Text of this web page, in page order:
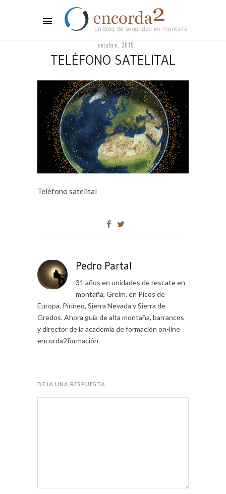
octubre, 2015
TELÉFONO SATELITAL
Teléfono satelital
Pedro Partal
31 años en unidades de rescate en
montaña, Greim, en Picos de
Europa, Pirineo, Sierra Nevada y Sierra de
Gredos. Ahora guía de alta montaña, barrancos
y director de la academia de formación on-line
encorda2formación.
DEJA UNA RESPUESTA